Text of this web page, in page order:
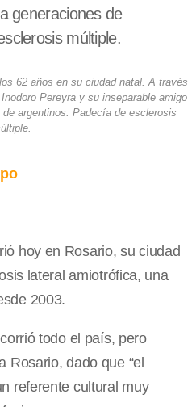
generaciones de
múltiple.
62 años en su ciudad natal. A través
Pereyra y su inseparable amigo
argentinos. Padecía de esclerosis
hoy en Rosario, su ciudad
lateral amiotrófica, una
2003.
todo el país, pero
Rosario, dado que “el
referente cultural muy